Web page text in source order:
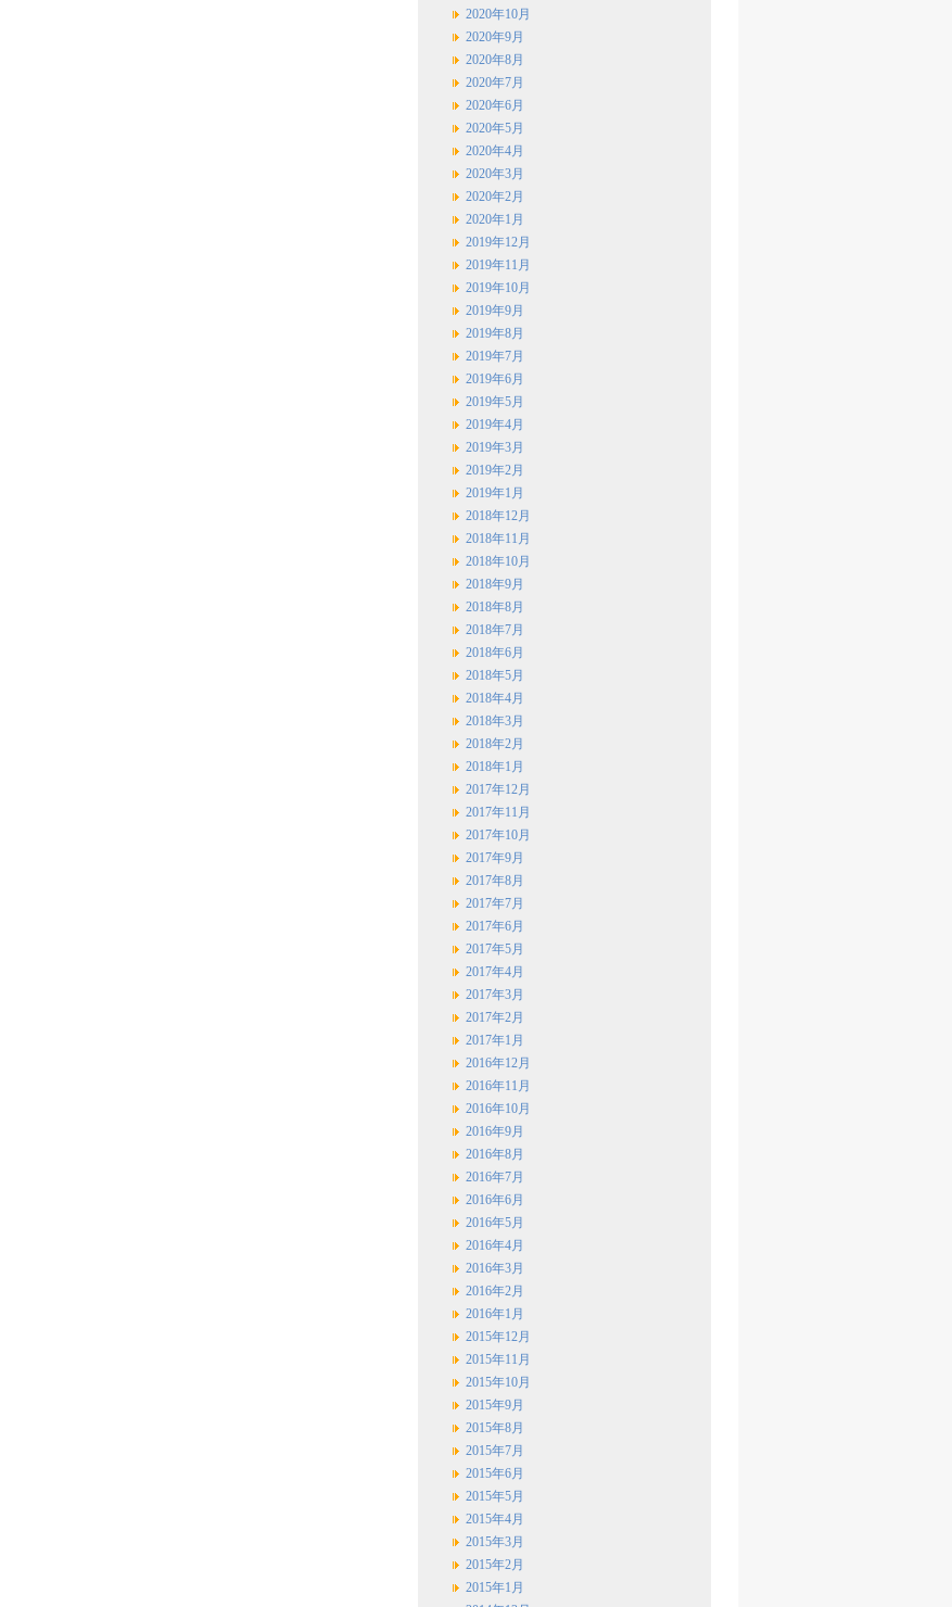
2020年10月
2020年9月
2020年8月
2020年7月
2020年6月
2020年5月
2020年4月
2020年3月
2020年2月
2020年1月
2019年12月
2019年11月
2019年10月
2019年9月
2019年8月
2019年7月
2019年6月
2019年5月
2019年4月
2019年3月
2019年2月
2019年1月
2018年12月
2018年11月
2018年10月
2018年9月
2018年8月
2018年7月
2018年6月
2018年5月
2018年4月
2018年3月
2018年2月
2018年1月
2017年12月
2017年11月
2017年10月
2017年9月
2017年8月
2017年7月
2017年6月
2017年5月
2017年4月
2017年3月
2017年2月
2017年1月
2016年12月
2016年11月
2016年10月
2016年9月
2016年8月
2016年7月
2016年6月
2016年5月
2016年4月
2016年3月
2016年2月
2016年1月
2015年12月
2015年11月
2015年10月
2015年9月
2015年8月
2015年7月
2015年6月
2015年5月
2015年4月
2015年3月
2015年2月
2015年1月